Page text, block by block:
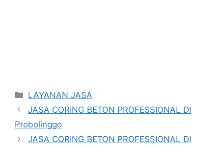
Categories
LAYANAN JASA
JASA CORING BETON PROFESSIONAL DI
Probolinggo
JASA CORING BETON PROFESSIONAL DI